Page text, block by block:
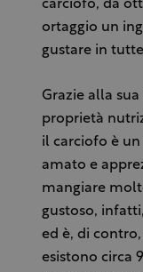
carciofo, da
ortaggio un
gustare in
Grazie alla
proprietà
il carciofo è
amato e
mangiare
gustoso,
ed è, di
esistono circa